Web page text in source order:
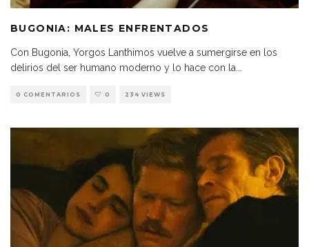
BUGONIA: MALES ENFRENTADOS
Con Bugonia, Yorgos Lanthimos vuelve a sumergirse en los
delirios del ser humano moderno y lo hace con la...
0 COMENTARIOS 0 234 VIEWS